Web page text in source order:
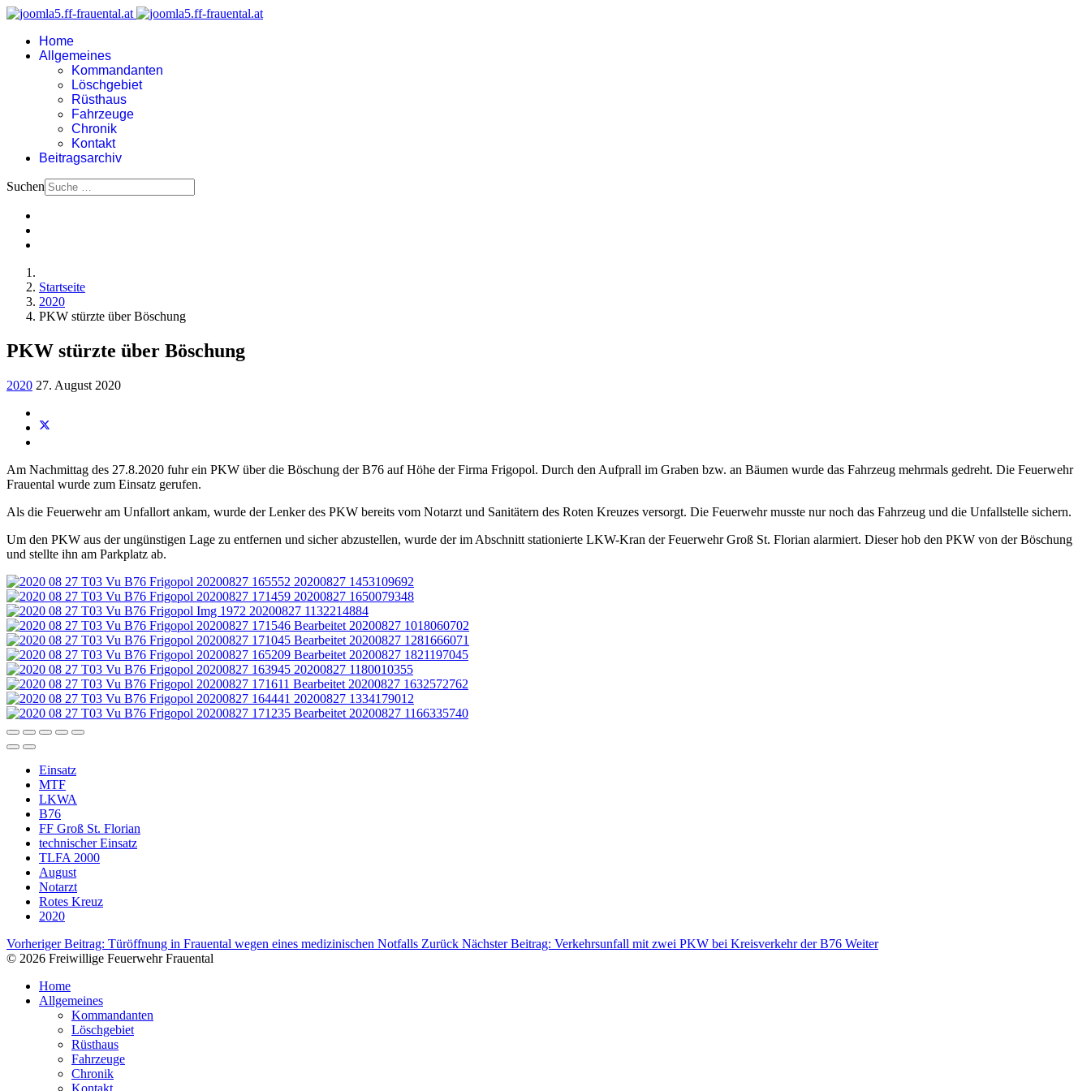
Home
Allgemeines
Kommandanten
Löschgebiet
Rüsthaus
Fahrzeuge
Chronik
Kontakt
Beitragsarchiv
Suchen
Startseite
2020
PKW stürzte über Böschung
PKW stürzte über Böschung
2020 27. August 2020
Am Nachmittag des 27.8.2020 fuhr ein PKW über die Böschung der B76 auf Höhe der Firma Frigopol. Durch den Aufprall im Graben bzw. an Bäumen wurde das Fahrzeug mehrmals gedreht. Die Feuerwehr
Frauental wurde zum Einsatz gerufen.
Als die Feuerwehr am Unfallort ankam, wurde der Lenker des PKW bereits vom Notarzt und Sanitätern des Roten Kreuzes versorgt. Die Feuerwehr musste nur noch das Fahrzeug und die Unfallstelle sichern.
Um den PKW aus der ungünstigen Lage zu entfernen und sicher abzustellen, wurde der im Abschnitt stationierte LKW-Kran der Feuerwehr Groß St. Florian alarmiert. Dieser hob den PKW von der Böschung
und stellte ihn am Parkplatz ab.
Einsatz
MTF
LKWA
B76
FF Groß St. Florian
technischer Einsatz
TLFA 2000
August
Notarzt
Rotes Kreuz
2020
Vorheriger Beitrag: Türöffnung in Frauental wegen eines medizinischen Notfalls Zurück Nächster Beitrag: Verkehrsunfall mit zwei PKW bei Kreisverkehr der B76 Weiter
© 2026 Freiwillige Feuerwehr Frauental
Home
Allgemeines
Kommandanten
Löschgebiet
Rüsthaus
Fahrzeuge
Chronik
Kontakt